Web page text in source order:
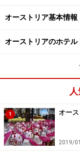
オーストリア基本情報
オーストリアのホテル
1 オー
2019/